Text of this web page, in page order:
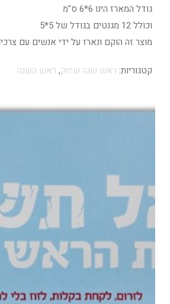
גודל המארז הינו 6*6 ס"מ
וכולל 12 מגנטים בגודל של 5*5
מוצר זה הוקם ונארז על ידי אנשים עם
קטגוריות: ראש שנה שיווק, ראש השנה